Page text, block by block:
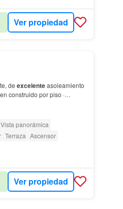
Ver propiedad
de excelenteasoleamiento
construido por piso ·
Vista panorámica
Terraza Ascensor
Ver propiedad